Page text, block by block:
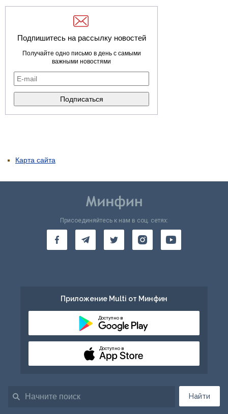
Подпишитесь на рассылку новостей
Получайте одно письмо в день с самыми
важными новостями
Карта сайта
Найти
Присоединяйтесь к нам в соц. сетях:
Приложение Multi от Минфин
Доступно в
Доступно в